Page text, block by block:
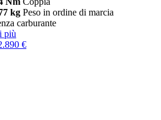
kg Peso in ordine di marcia
carburante
più
€